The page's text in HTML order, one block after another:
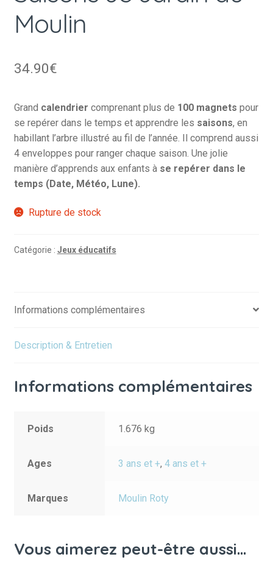
Moulin
34.90€
Grand calendrier comprenant plus de 100 magnets pour
se repérer dans le temps et apprendre les saisons, en
habillant l’arbre illustré au fil de l’année. Il comprend aussi
4 enveloppes pour ranger chaque saison. Une jolie
manière d’apprends aux enfants à se repérer dans le
temps (Date, Météo, Lune).
Rupture de stock
Catégorie : Jeux éducatifs
Informations complémentaires
Description & Entretien
Informations complémentaires
Poids 1.676 kg
Ages 3 ans et +,4 ans et +
Marques Moulin Roty
Vous aimerez peut-être aussi…